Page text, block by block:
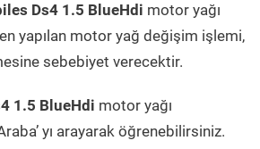
Ds4 1.5 BlueHdi motor yağı
yapılan motor yağ değişim işlemi,
sebebiyet verecektir.
1.5 BlueHdi motor yağı
yı arayarak öğrenebilirsiniz.